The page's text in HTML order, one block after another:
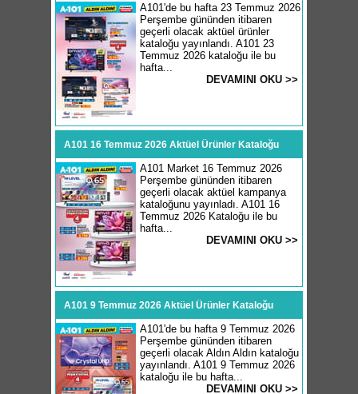
A101'de bu hafta 23 Temmuz 2026
Perşembe gününden itibaren
geçerli olacak aktüel ürünler
kataloğu yayınlandı. A101 23
Temmuz 2026 kataloğu ile bu
hafta...
DEVAMINI OKU >>
A101 16 Temmuz 2026 Aktüel Ürünler Kataloğu
A101 Market 16 Temmuz 2026
Perşembe gününden itibaren
geçerli olacak aktüel kampanya
kataloğunu yayınladı. A101 16
Temmuz 2026 Kataloğu ile bu
hafta...
DEVAMINI OKU >>
A101 9 Temmuz 2026 Aktüel Ürünler Kataloğu
A101'de bu hafta 9 Temmuz 2026
Perşembe gününden itibaren
geçerli olacak Aldın Aldın kataloğu
yayınlandı. A101 9 Temmuz 2026
kataloğu ile bu hafta...
DEVAMINI OKU >>